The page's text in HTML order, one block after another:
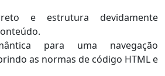
e estrutura devidamente
para uma navegação
as normas de código HTML e